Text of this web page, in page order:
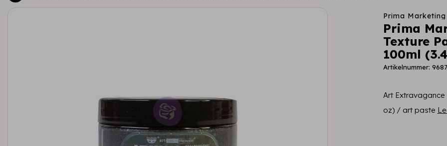
Prima Marketing
Prima
Texture
100ml
Artikelnummer:
Art Extravagance
oz) / art paste